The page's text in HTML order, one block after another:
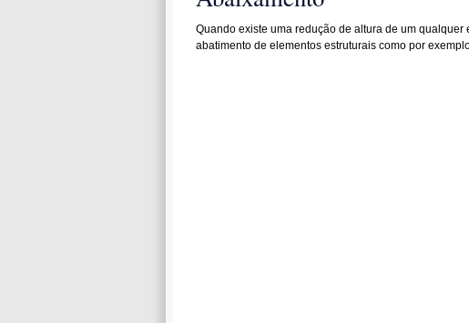
Quando existe uma redução de altura de um
abatimento de elementos estruturais como por